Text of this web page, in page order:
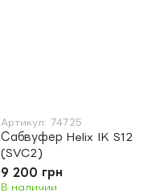
Артикул: 74725
Сабвуфер Helix IK S12
(SVC2)
9 200 грн
В наличии